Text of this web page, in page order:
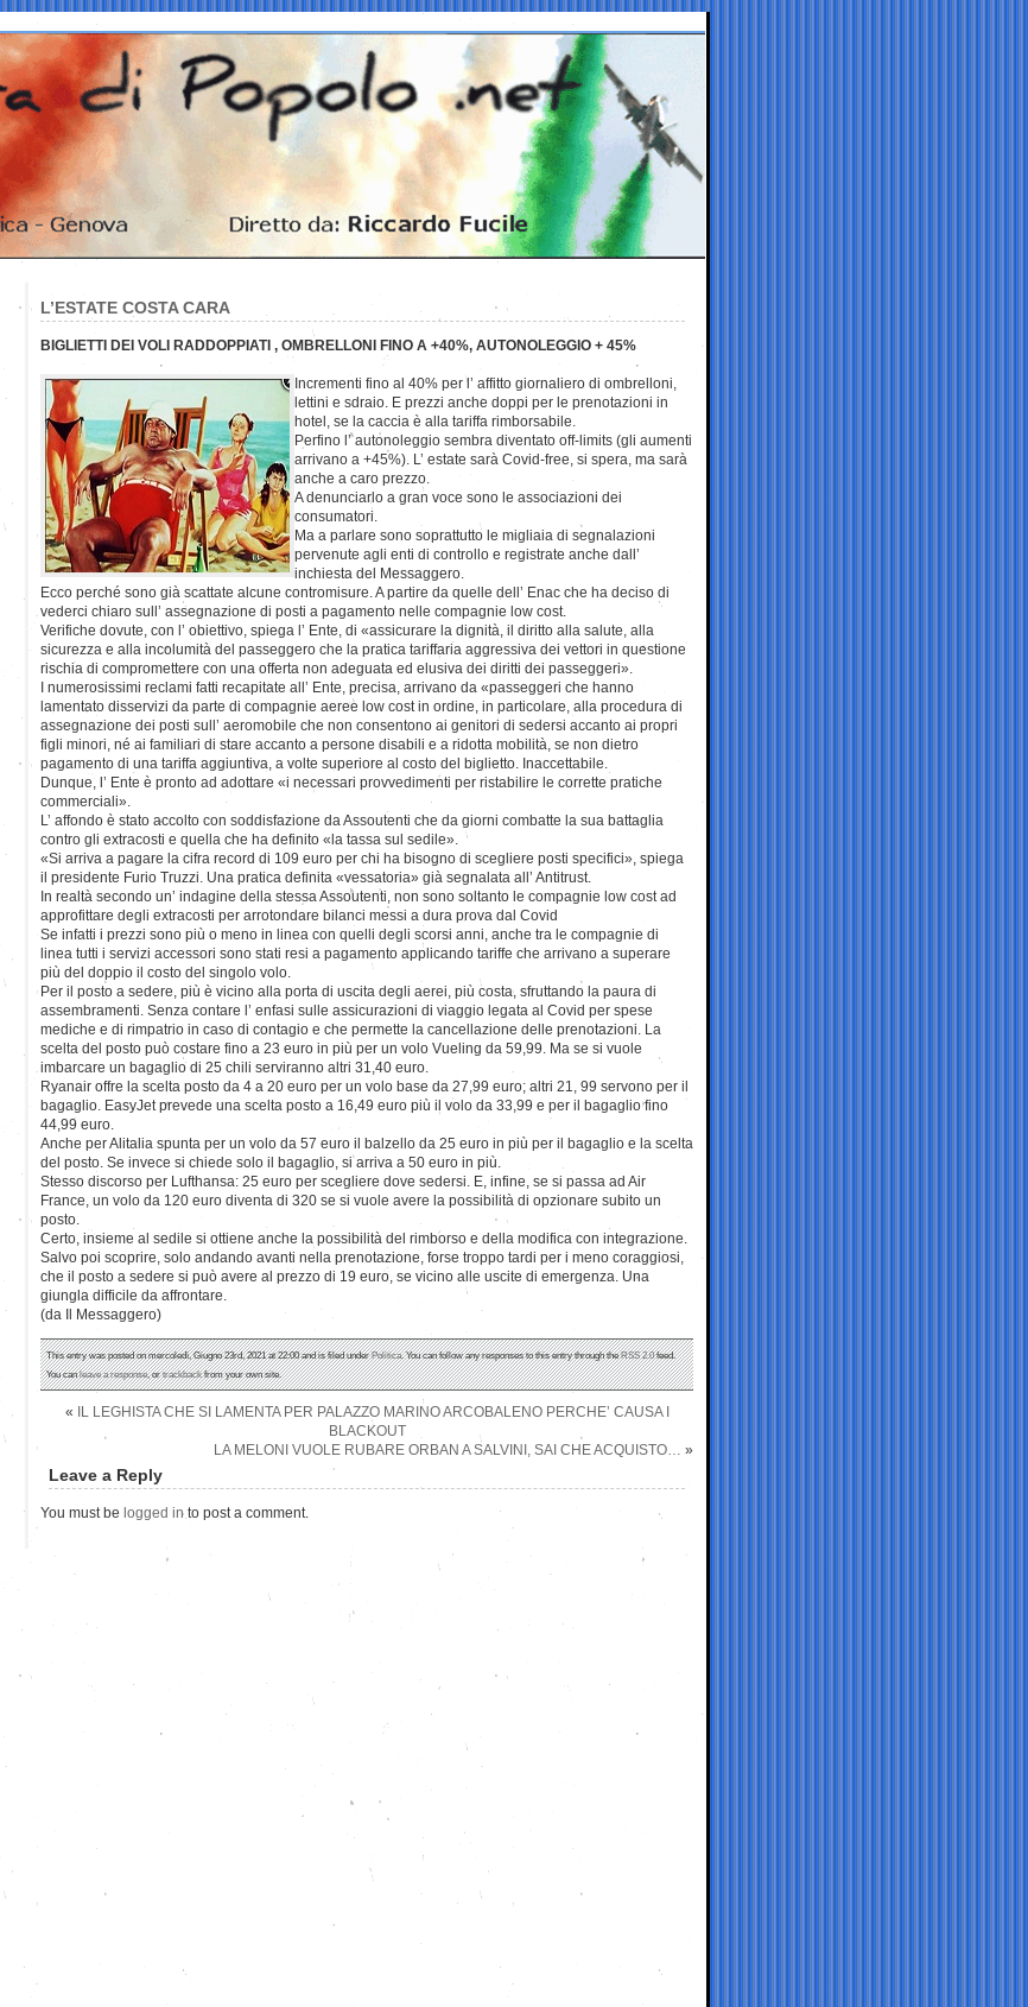
L’ESTATE COSTA CARA
BIGLIETTI DEI VOLI RADDOPPIATI , OMBRELLONI FINO A +40%, AUTONOLEGGIO + 45%
Incrementi fino al 40% per l’ affitto giornaliero di ombrelloni,
lettini e sdraio. E prezzi anche doppi per le prenotazioni in
hotel, se la caccia è alla tariffa rimborsabile.
Perfino l’ autonoleggio sembra diventato off-limits (gli aumenti
arrivano a +45%). L’ estate sarà Covid-free, si spera, ma sarà
anche a caro prezzo.
A denunciarlo a gran voce sono le associazioni dei
consumatori.
Ma a parlare sono soprattutto le migliaia di segnalazioni
pervenute agli enti di controllo e registrate anche dall’
inchiesta del Messaggero.
Ecco perché sono già scattate alcune contromisure. A partire da quelle dell’ Enac che ha deciso di
vederci chiaro sull’ assegnazione di posti a pagamento nelle compagnie low cost.
Verifiche dovute, con l’ obiettivo, spiega l’ Ente, di «assicurare la dignità, il diritto alla salute, alla
sicurezza e alla incolumità del passeggero che la pratica tariffaria aggressiva dei vettori in questione
rischia di compromettere con una offerta non adeguata ed elusiva dei diritti dei passeggeri».
I numerosissimi reclami fatti recapitate all’ Ente, precisa, arrivano da «passeggeri che hanno
lamentato disservizi da parte di compagnie aeree low cost in ordine, in particolare, alla procedura di
assegnazione dei posti sull’ aeromobile che non consentono ai genitori di sedersi accanto ai propri
figli minori, né ai familiari di stare accanto a persone disabili e a ridotta mobilità, se non dietro
pagamento di una tariffa aggiuntiva, a volte superiore al costo del biglietto. Inaccettabile.
Dunque, l’ Ente è pronto ad adottare «i necessari provvedimenti per ristabilire le corrette pratiche
commerciali».
L’ affondo è stato accolto con soddisfazione da Assoutenti che da giorni combatte la sua battaglia
contro gli extracosti e quella che ha definito «la tassa sul sedile».
«Si arriva a pagare la cifra record di 109 euro per chi ha bisogno di scegliere posti specifici», spiega
il presidente Furio Truzzi. Una pratica definita «vessatoria» già segnalata all’ Antitrust.
In realtà secondo un’ indagine della stessa Assoutenti, non sono soltanto le compagnie low cost ad
approfittare degli extracosti per arrotondare bilanci messi a dura prova dal Covid
Se infatti i prezzi sono più o meno in linea con quelli degli scorsi anni, anche tra le compagnie di
linea tutti i servizi accessori sono stati resi a pagamento applicando tariffe che arrivano a superare
più del doppio il costo del singolo volo.
Per il posto a sedere, più è vicino alla porta di uscita degli aerei, più costa, sfruttando la paura di
assembramenti. Senza contare l’ enfasi sulle assicurazioni di viaggio legata al Covid per spese
mediche e di rimpatrio in caso di contagio e che permette la cancellazione delle prenotazioni. La
scelta del posto può costare fino a 23 euro in più per un volo Vueling da 59,99. Ma se si vuole
imbarcare un bagaglio di 25 chili serviranno altri 31,40 euro.
Ryanair offre la scelta posto da 4 a 20 euro per un volo base da 27,99 euro; altri 21, 99 servono per il
bagaglio. EasyJet prevede una scelta posto a 16,49 euro più il volo da 33,99 e per il bagaglio fino
44,99 euro.
Anche per Alitalia spunta per un volo da 57 euro il balzello da 25 euro in più per il bagaglio e la scelta
del posto. Se invece si chiede solo il bagaglio, si arriva a 50 euro in più.
Stesso discorso per Lufthansa: 25 euro per scegliere dove sedersi. E, infine, se si passa ad Air
France, un volo da 120 euro diventa di 320 se si vuole avere la possibilità di opzionare subito un
posto.
Certo, insieme al sedile si ottiene anche la possibilità del rimborso e della modifica con integrazione.
Salvo poi scoprire, solo andando avanti nella prenotazione, forse troppo tardi per i meno coraggiosi,
che il posto a sedere si può avere al prezzo di 19 euro, se vicino alle uscite di emergenza. Una
giungla difficile da affrontare.
(da Il Messaggero)
This entry was posted on mercoledì, Giugno 23rd, 2021 at 22:00 and is filed underPolitica. You can follow any responses to this entry through theRSS 2.0feed.
You canleave a response, ortrackbackfrom your own site.
«
IL LEGHISTA CHE SI LAMENTA PER PALAZZO MARINO ARCOBALENO PERCHE’ CAUSA I
BLACKOUT
LA MELONI VUOLE RUBARE ORBAN A SALVINI, SAI CHE ACQUISTO… »
Leave a Reply
You must be logged in to post a comment.